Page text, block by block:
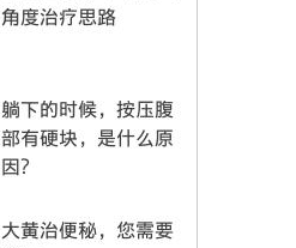
角度治疗思路
躺下的时候，按压腹
部有硬块，是什么原
因？
大黄治便秘，您需要